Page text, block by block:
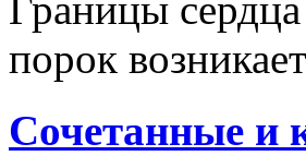
Границы
порок
Сочетанные и